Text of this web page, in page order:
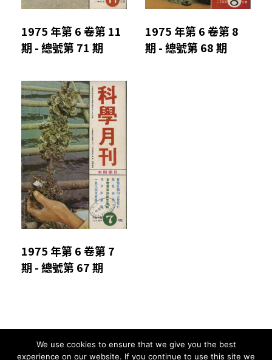
1975 年第 6 卷第 11
期 - 總號第 71 期
1975 年第 6 卷第 8
期 - 總號第 68 期
1975 年第 6 卷第 7
期 - 總號第 67 期
Comments are closed.
We use cookies to ensure that we give you the best
experience on our website. If you continue to use this site we